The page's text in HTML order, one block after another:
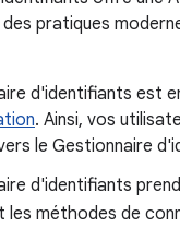
pratiques
d'identifiants est
. Ainsi, vos
le Gestionnaire
d'identifiants
les méthodes de